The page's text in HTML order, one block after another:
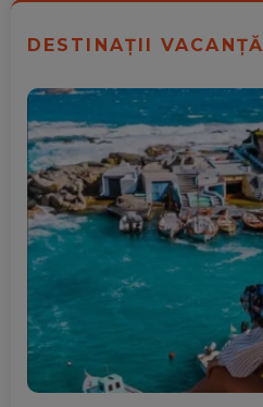
DESTINAȚII VACANȚĂ